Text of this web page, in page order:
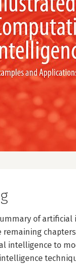
of
intelligence to